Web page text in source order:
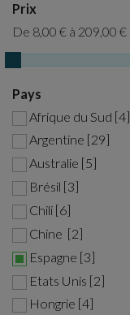
Prix
De 8,00 € à 209,00 €
Pays
Afrique du Sud [4]
Argentine [29]
Australie [5]
Brésil [3]
Chili [6]
Chine [2]
Espagne [3]
Etats Unis [2]
Hongrie [4]